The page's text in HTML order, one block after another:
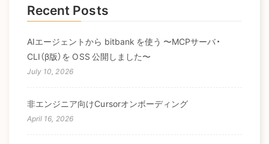
Recent Posts
AIエージェントから bitbank を使う 〜MCPサーバ・
CLI（β版）を OSS 公開しました〜
July 10, 2026
非エンジニア向けCursorオンボーディング
April 16, 2026